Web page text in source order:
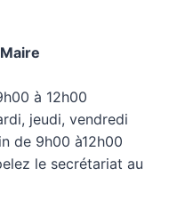
à 12h00
jeudi, vendredi
de 9h00 à12h00
le secrétariat au